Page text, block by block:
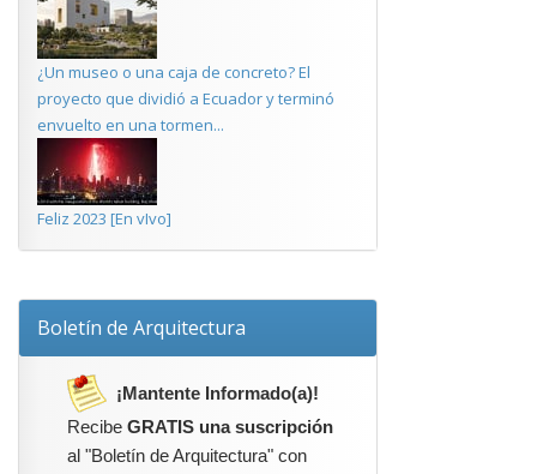
¿Un museo o una caja de concreto? El
proyecto que dividió a Ecuador y terminó
envuelto en una tormen...
Feliz 2023 [En vIvo]
Boletín de Arquitectura
¡Mantente Informado(a)!
Recibe GRATIS una suscripción
al "Boletín de Arquitectura" con